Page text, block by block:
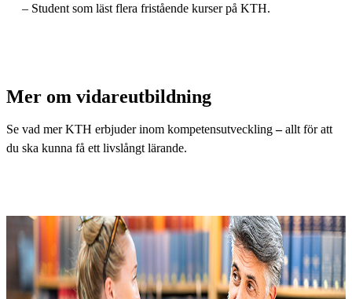
– Student som läst flera fristående kurser på KTH.
Mer om vidareutbildning
Se vad mer KTH erbjuder inom kompetensutveckling–allt för att
du ska kunna få ett livslångt lärande.